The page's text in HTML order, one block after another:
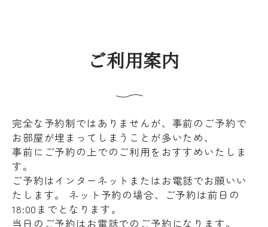
ご利用案内
完全な予約制ではありませんが、事前のご予約で
お部屋が埋まってしまうことが多いため、
事前にご予約の上でのご利用をおすすめいたしま
す。
ご予約はインターネットまたはお電話でお願いい
たします。 ネット予約の場合、ご予約は前日の
18:00までとなります。
当日のご予約はお電話でのご予約になります。